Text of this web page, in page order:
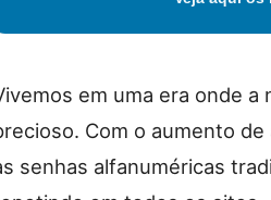
em uma era onde a
Com o aumento
senhas alfanuméricas